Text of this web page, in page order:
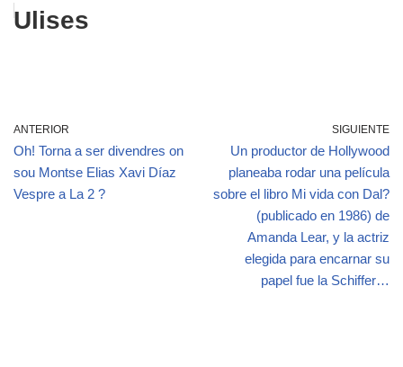
Ulises
ANTERIOR
Oh! Torna a ser divendres on
sou Montse Elias Xavi Díaz
Vespre a La 2 ?
SIGUIENTE
Un productor de Hollywood
planeaba rodar una película
sobre el libro Mi vida con Dal?
(publicado en 1986) de
Amanda Lear, y la actriz
elegida para encarnar su
papel fue la Schiffer…